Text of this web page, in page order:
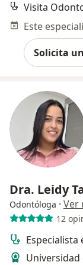
Visita
Solicita
Dra. Leidy
Odontóloga · Ver
12
Especialista
Universidad